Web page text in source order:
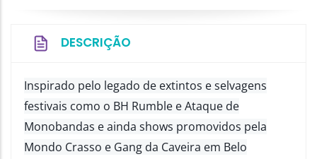
DESCRIÇÃO
Inspirado pelo legado de extintos e selvagens
festivais como o BH Rumble e Ataque de
Monobandas e ainda shows promovidos pela
Mondo Crasso e Gang da Caveira em Belo